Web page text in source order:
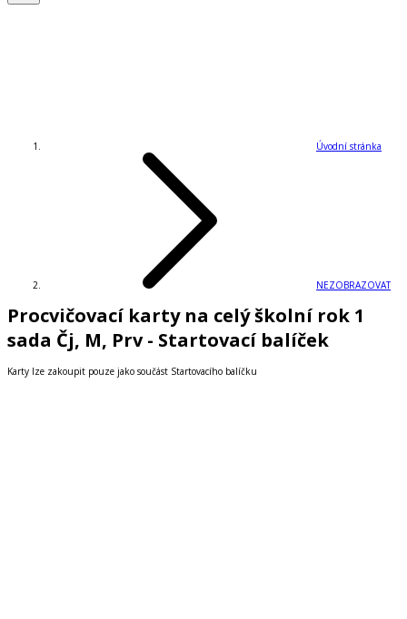
Úvodní stránka
NEZOBRAZOVAT
Procvičovací karty na celý školní rok 1
sada Čj, M, Prv - Startovací balíček
Karty lze zakoupit pouze jako součást Startovacího balíčku